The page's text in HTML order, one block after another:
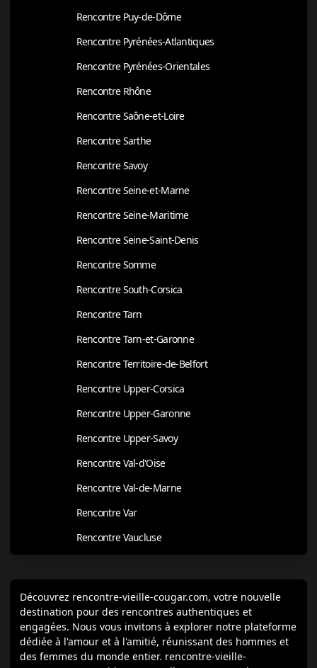
Rencontre Puy-de-Dôme
Rencontre Pyrénées-Atlantiques
Rencontre Pyrénées-Orientales
Rencontre Rhône
Rencontre Saône-et-Loire
Rencontre Sarthe
Rencontre Savoy
Rencontre Seine-et-Marne
Rencontre Seine-Maritime
Rencontre Seine-Saint-Denis
Rencontre Somme
Rencontre South-Corsica
Rencontre Tarn
Rencontre Tarn-et-Garonne
Rencontre Territoire-de-Belfort
Rencontre Upper-Corsica
Rencontre Upper-Garonne
Rencontre Upper-Savoy
Rencontre Val-d'Oise
Rencontre Val-de-Marne
Rencontre Var
Rencontre Vaucluse
Découvrez rencontre-vieille-cougar.com, votre nouvelle
destination pour des rencontres authentiques et
engagées. Nous vous invitons à explorer notre plateforme
dédiée à l'amour et à l'amitié, réunissant des hommes et
des femmes du monde entier. rencontre-vieille-